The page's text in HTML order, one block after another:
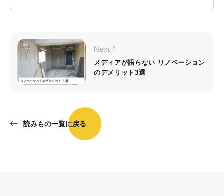
読みもの一覧に戻る
Next
メディアが語らない リノベーション
のデメリット3選